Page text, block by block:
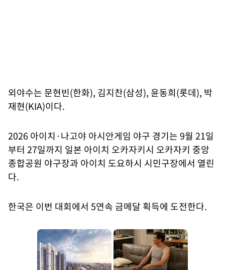
외야수는 문현빈(한화), 김지찬(삼성), 윤동희(롯데), 박
재현(KIA)이다.
2026 아이치·나고야 아시안게임 야구 경기는 9월 21일
부터 27일까지 일본 아이치 오카자키시 오카자키 중앙
종합공원 야구장과 아이치 도요하시 시민구장에서 열린
다.
한국은 이번 대회에서 5연속 금메달 획득에 도전한다.